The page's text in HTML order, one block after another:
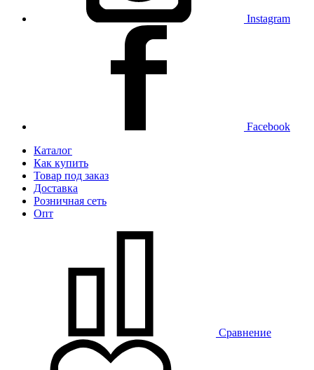
Instagram
Facebook
Каталог
Как купить
Товар под заказ
Доставка
Розничная сеть
Опт
Сравнение